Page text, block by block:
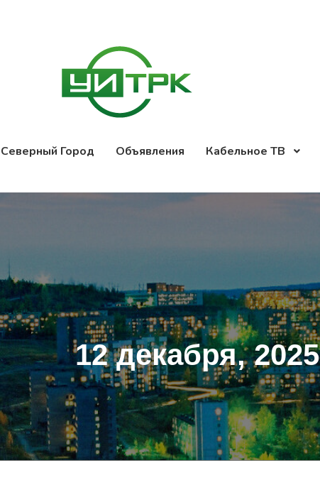
Северный Город Объявления Кабельное ТВ
12 декабря, 2025